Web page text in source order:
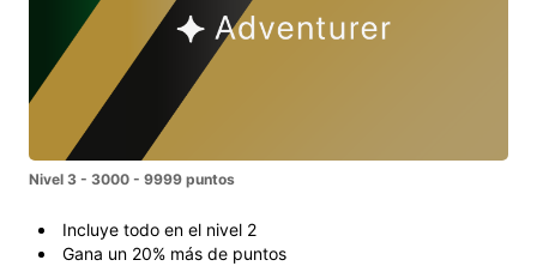
Nivel 3 - 3000 - 9999 puntos
Incluye todo en el nivel 2
Gana un 20% más de puntos